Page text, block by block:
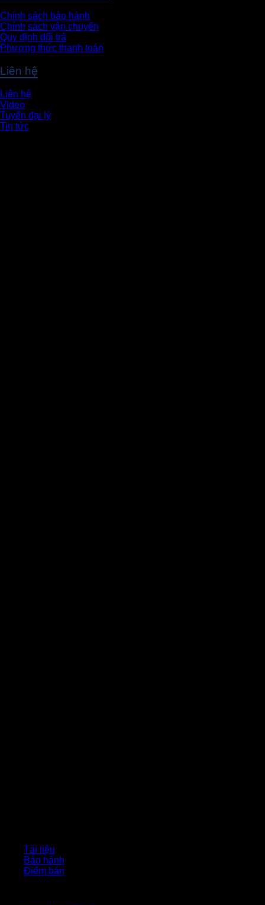
Chính sách bảo hành
Chính sách vận chuyển
Quy định đổi trả
Phương thức thanh toán
Liên hệ
Liên hệ
Video
Tuyển đại lý
Tin tức
Tài liệu
Bảo hành
Điểm bán